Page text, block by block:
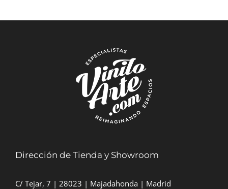
40,00€
Dirección de Tienda y Showroom
C/ Tejar, 7 | 28023 | Majadahonda | Madrid